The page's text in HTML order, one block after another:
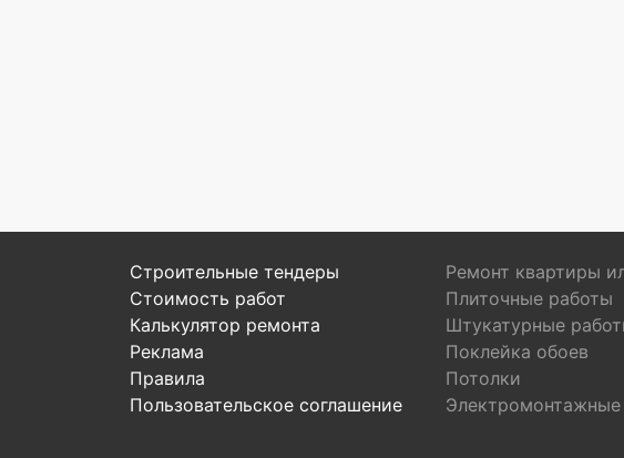
Строительные тендеры
Стоимость работ
Калькулятор ремонта
Реклама
Правила
Пользовательское соглашение
Ремонт квартиры
Плиточные работы
Штукатурные
Поклейка обоев
Потолки